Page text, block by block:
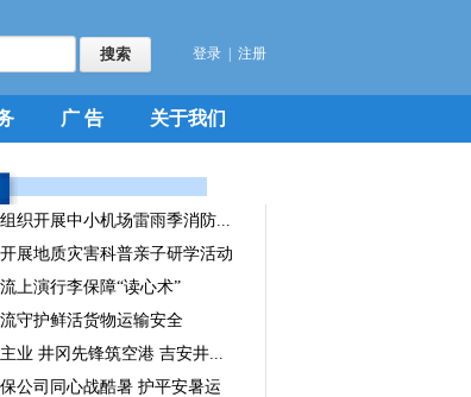
登录 注册
广 告 关于我们
织开展中小机场雷雨季消防...
展地质灾害科普亲子研学活动
上演行李保障“读心术”
守护鲜活货物运输安全
业 井冈先锋筑空港 吉安井...
公司同心战酷暑 护平安暑运